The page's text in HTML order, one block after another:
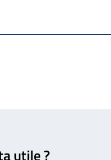
utile ?